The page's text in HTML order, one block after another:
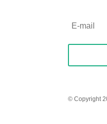
© Copyright